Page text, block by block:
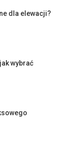
dla elewacji?
wybrać